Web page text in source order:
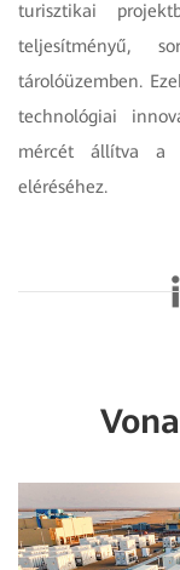
turisztikai
teljesítményű,
tárolóüzemben.
technológiai
mércét állítva a
eléréséhez.